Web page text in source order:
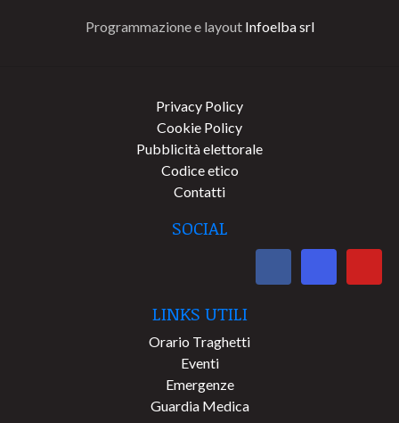
Programmazione e layout Infoelba srl
Privacy Policy
Cookie Policy
Pubblicità elettorale
Codice etico
Contatti
SOCIAL
LINKS UTILI
Orario Traghetti
Eventi
Emergenze
Guardia Medica